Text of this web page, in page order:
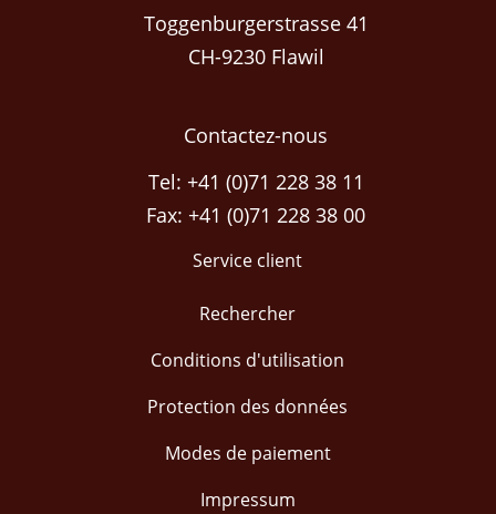
Toggenburgerstrasse 41
CH-9230 Flawil
Contactez-nous
Tel: +41 (0)71 228 38 11
Fax: +41 (0)71 228 38 00
Service client
Rechercher
Conditions d'utilisation
Protection des données
Modes de paiement
Impressum